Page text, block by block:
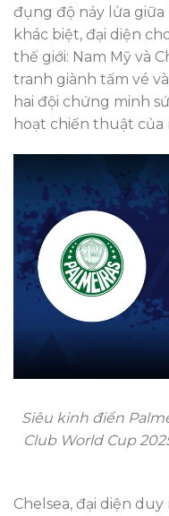
đụng độ nảy lửa
khác biệt, đại diện
thế giới: Nam Mỹ và
tranh giành tấm vé
hai đội chứng minh
hoạt chiến thuật của
Siêu kinh điển
Club World Cup
Chelsea, đại diện